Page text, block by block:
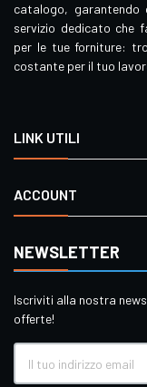
catalogo, garantendo
servizio dedicato che
per le tue forniture:
costante per il tuo
LINK UTILI
ACCOUNT
NEWSLETTER
Iscriviti alla nostra
offerte!